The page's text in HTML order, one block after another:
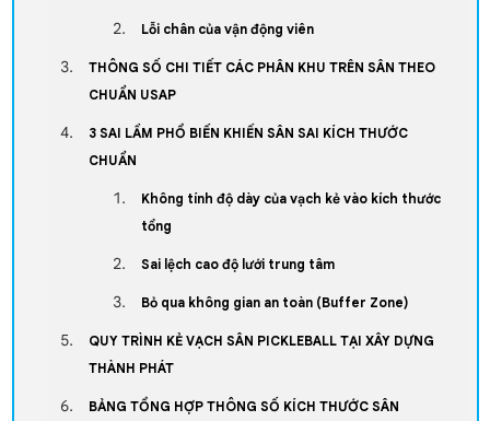
Lỗi chân của vận động viên
THÔNG SỐ CHI TIẾT CÁC PHÂN KHU TRÊN SÂN THEO
CHUẨN USAP
3 SAI LẦM PHỔ BIẾN KHIẾN SÂN SAI KÍCH THƯỚC
CHUẨN
Không tính độ dày của vạch kẻ vào kích thước
tổng
Sai lệch cao độ lưới trung tâm
Bỏ qua không gian an toàn (Buffer Zone)
QUY TRÌNH KẺ VẠCH SÂN PICKLEBALL TẠI XÂY DỰNG
THÀNH PHÁT
BẢNG TỔNG HỢP THÔNG SỐ KÍCH THƯỚC SÂN